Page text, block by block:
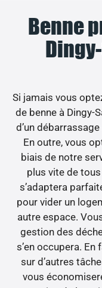
Benne
Si jamais vous
de benne à Dingy-
d’un
En outre, vous
biais de notre
plus vite de
s’adaptera
pour vider un
autre espace.
gestion des
s’en occupera.
sur d’autres
vous